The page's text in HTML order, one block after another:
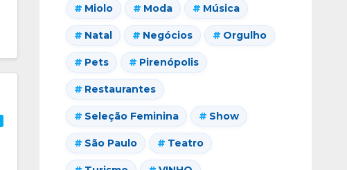
Miolo Moda Música
Natal Negócios Orgulho
Pets Pirenópolis
Restaurantes
Seleção Feminina Show
São Paulo Teatro